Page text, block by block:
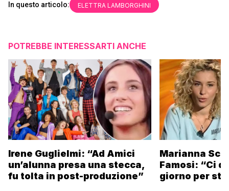
In questo articolo: ELETTRA LAMBORGHINI
POTREBBE INTERESSARTI ANCHE
Irene Guglielmi: “Ad Amici
un’alunna presa una stecca,
fu tolta in post-produzione”
Marianna
Famosi: “Ci
giorno per